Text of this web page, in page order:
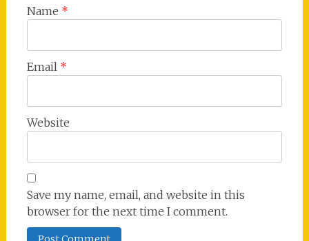
Name *
Email *
Website
Save my name, email, and website in this
browser for the next time I comment.